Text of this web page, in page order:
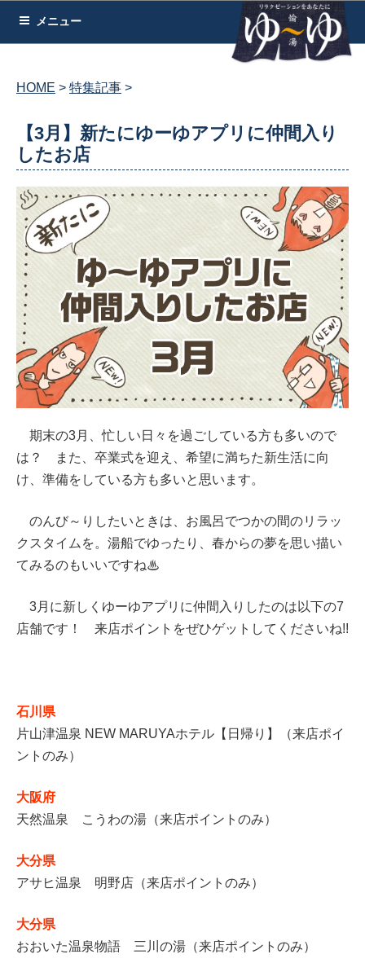
メニュー
HOME 特集記事
【3月】新たにゆーゆアプリに仲間入り
したお店
期末の3月、忙しい日々を過ごしている方も多いので
は？ また、卒業式を迎え、希望に満ちた新生活に向
け、準備をしている方も多いと思います。
のんび～りしたいときは、お風呂でつかの間のリラッ
クスタイムを。湯船でゆったり、春からの夢を思い描い
てみるのもいいですね♨
3月に新しくゆーゆアプリに仲間入りしたのは以下の7
店舗です！ 来店ポイントをぜひゲットしてくださいね!!
石川県
片山津温泉 NEW MARUYAホテル【日帰り】（来店ポイ
ントのみ）
大阪府
天然温泉 こうわの湯（来店ポイントのみ）
大分県
アサヒ温泉 明野店（来店ポイントのみ）
大分県
おおいた温泉物語 三川の湯（来店ポイントのみ）